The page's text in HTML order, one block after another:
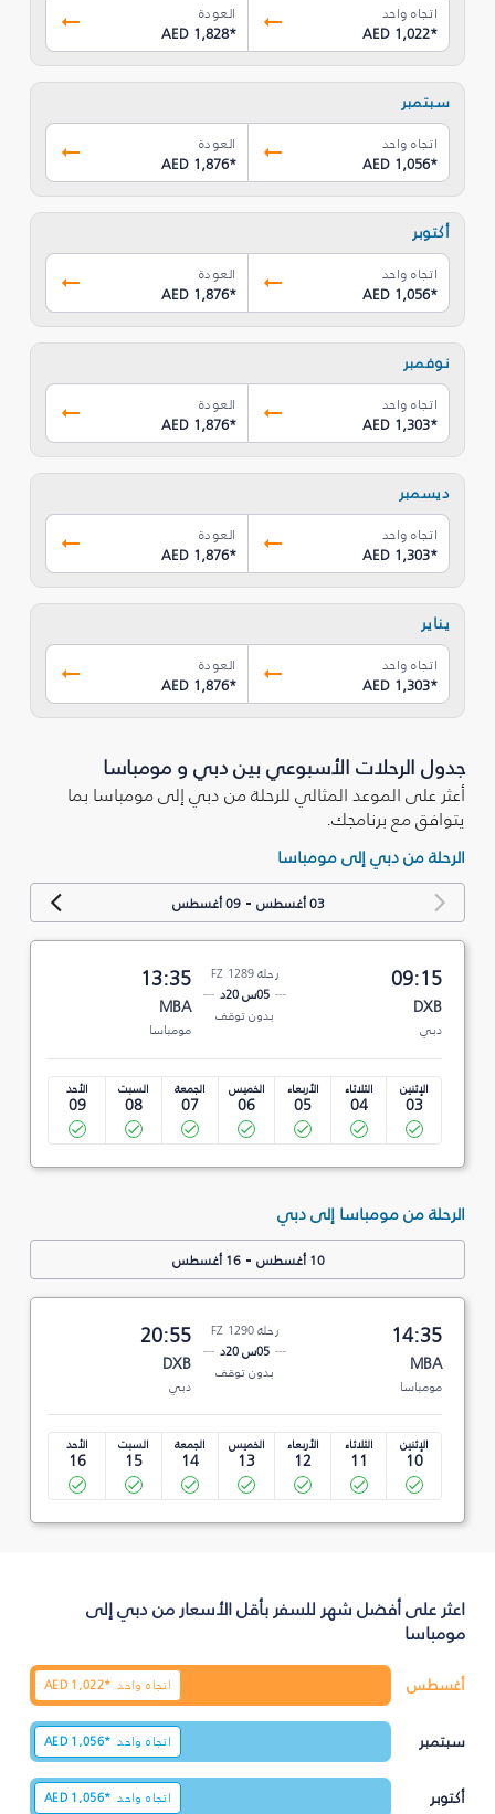
اتجاه واحد
AED 1,022*
العودة
AED 1,828*
سبتمبر
اتجاه واحد
AED 1,056*
العودة
AED 1,876*
أكتوبر
اتجاه واحد
AED 1,056*
العودة
AED 1,876*
نوفمبر
اتجاه واحد
AED 1,303*
العودة
AED 1,876*
ديسمبر
اتجاه واحد
AED 1,303*
العودة
AED 1,876*
يناير
اتجاه واحد
AED 1,303*
العودة
AED 1,876*
جدول الرحلات الأسبوعي بين دبي و مومباسا
أعثر على الموعد المثالي للرحلة من دبي إلى مومباسا بما
يتوافق مع برنامجك.
الرحلة من دبي إلى مومباسا
03 أغسطس -09 أغسطس
09:15
DXB
دبي
رحلة FZ 1289
05س 20د
بدون توقف
13:35
MBA
مومباسا
الإثنين
03
الثلاثاء
04
الأربعاء
05
الخميس
06
الجمعة
07
السبت
08
الأحد
09
الرحلة من مومباسا إلى دبي
10 أغسطس -16 أغسطس
14:35
MBA
مومباسا
رحلة FZ 1290
05س 20د
بدون توقف
20:55
DXB
دبي
الإثنين
10
الثلاثاء
11
الأربعاء
12
الخميس
13
الجمعة
14
السبت
15
الأحد
16
اعثر على أفضل شهر للسفر بأقل الأسعار من دبي إلى
مومباسا
أغسطس اتجاه واحد AED 1,022*
سبتمبر اتجاه واحد AED 1,056*
أكتوبر اتجاه واحد AED 1,056*